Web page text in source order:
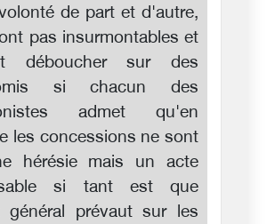
de part et d'autre,
pas insurmontables et
déboucher sur des
si chacun des
admet qu'en
les concessions ne sont
hérésie mais un acte
si tant est que
général prévaut sur les